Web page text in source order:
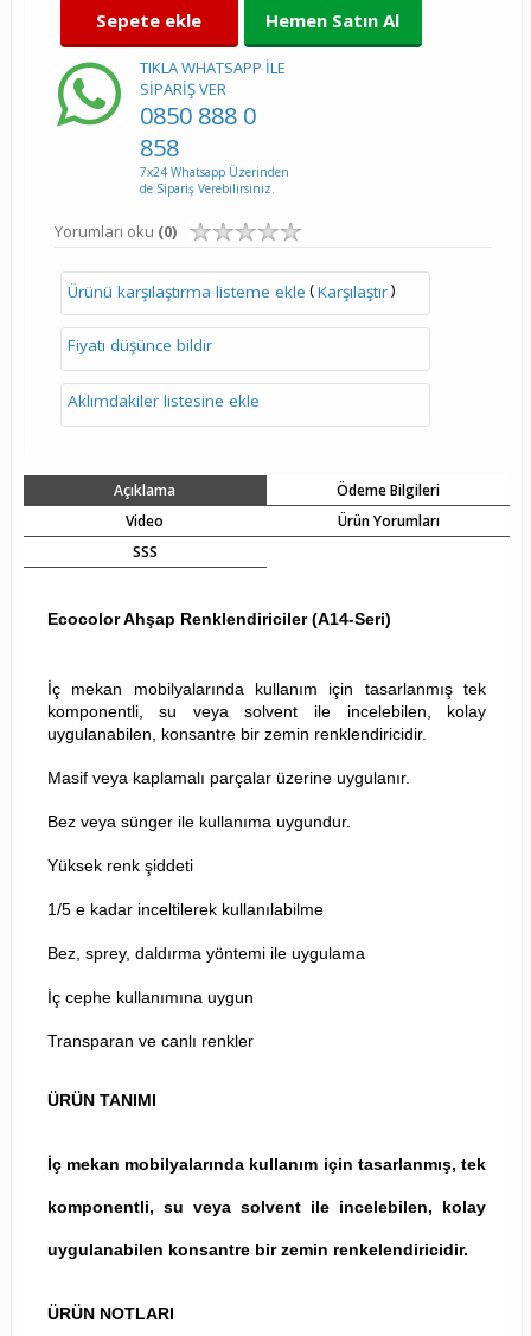
Sepete ekle Hemen Satın Al
TIKLA WHATSAPP İLE
SİPARİŞ VER
0850 888 0
858
7x24 Whatsapp Üzerinden
de Sipariş Verebilirsiniz.
Yorumları oku (0)
Ürünü karşılaştırma listeme ekle (Karşılaştır)
Fiyatı düşünce bildir
Aklımdakiler listesine ekle
Açıklama
Ödeme Bilgileri
Video
Ürün Yorumları
SSS
Ecocolor Ahşap Renklendiriciler (A14-Seri)
İç mekan mobilyalarında kullanım için tasarlanmış tek
komponentli, su veya solvent ile incelebilen, kolay
uygulanabilen, konsantre bir zemin renklendiricidir.
Masif veya kaplamalı parçalar üzerine uygulanır.
Bez veya sünger ile kullanıma uygundur.
Yüksek renk şiddeti
1/5 e kadar inceltilerek kullanılabilme
Bez, sprey, daldırma yöntemi ile uygulama
İç cephe kullanımına uygun
Transparan ve canlı renkler
ÜRÜN TANIMI
İç mekan mobilyalarında kullanım için tasarlanmış, tek
komponentli, su veya solvent ile incelebilen, kolay
uygulanabilen konsantre bir zemin renkelendiricidir.
ÜRÜN NOTLARI